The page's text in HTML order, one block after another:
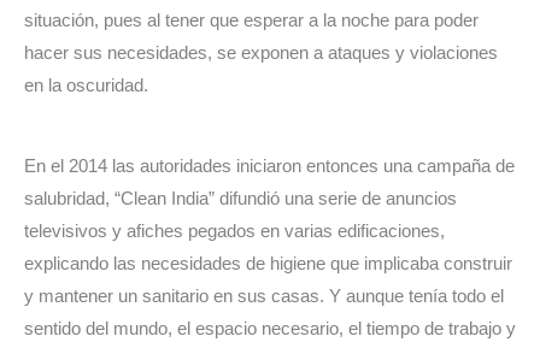
situación, pues al tener que esperar a la noche para poder
hacer sus necesidades, se exponen a ataques y violaciones
en la oscuridad.
En el 2014 las autoridades iniciaron entonces una campaña de
salubridad, “Clean India” difundió una serie de anuncios
televisivos y afiches pegados en varias edificaciones,
explicando las necesidades de higiene que implicaba construir
y mantener un sanitario en sus casas. Y aunque tenía todo el
sentido del mundo, el espacio necesario, el tiempo de trabajo y